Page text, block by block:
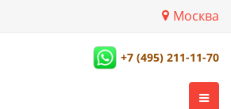
Москва
+7 (495) 211-11-70